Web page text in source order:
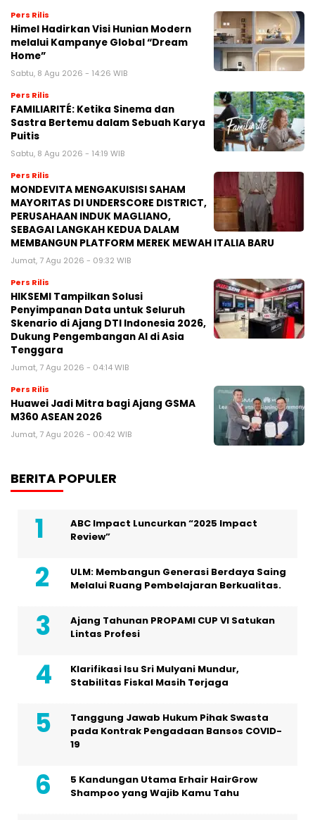
Pers Rilis
Himel Hadirkan Visi Hunian Modern
melalui Kampanye Global “Dream
Home”
Sabtu, 8 Agu 2026 - 14:26 WIB
Pers Rilis
FAMILIARITÉ: Ketika Sinema dan
Sastra Bertemu dalam Sebuah Karya
Puitis
Sabtu, 8 Agu 2026 - 14:19 WIB
Pers Rilis
MONDEVITA MENGAKUISISI SAHAM
MAYORITAS DI UNDERSCORE DISTRICT,
PERUSAHAAN INDUK MAGLIANO,
SEBAGAI LANGKAH KEDUA DALAM
MEMBANGUN PLATFORM MEREK MEWAH ITALIA BARU
Jumat, 7 Agu 2026 - 09:32 WIB
Pers Rilis
HIKSEMI Tampilkan Solusi
Penyimpanan Data untuk Seluruh
Skenario di Ajang DTI Indonesia 2026,
Dukung Pengembangan AI di Asia
Tenggara
Jumat, 7 Agu 2026 - 04:14 WIB
Pers Rilis
Huawei Jadi Mitra bagi Ajang GSMA
M360 ASEAN 2026
Jumat, 7 Agu 2026 - 00:42 WIB
BERITA POPULER
ABC Impact Luncurkan “2025 Impact
Review”
ULM: Membangun Generasi Berdaya Saing
Melalui Ruang Pembelajaran Berkualitas.
Ajang Tahunan PROPAMI CUP VI Satukan
Lintas Profesi
Klarifikasi Isu Sri Mulyani Mundur,
Stabilitas Fiskal Masih Terjaga
Tanggung Jawab Hukum Pihak Swasta
pada Kontrak Pengadaan Bansos COVID-
19
5 Kandungan Utama Erhair HairGrow
Shampoo yang Wajib Kamu Tahu